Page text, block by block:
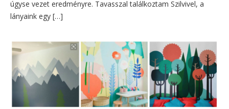
úgyse vezet eredményre. Tavasszal találkoztam Szilvivel, a
lányaink egy […]